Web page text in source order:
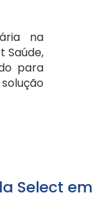
na
Saúde,
para
Select em